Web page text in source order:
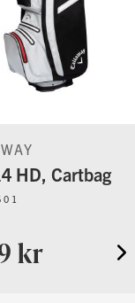
HD, Cartbag
kr